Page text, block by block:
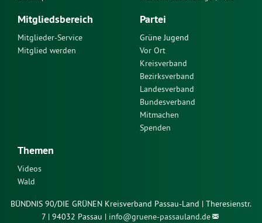
Mitgliedsbereich
Mitglieder-Service
Mitglied werden
Partei
Grüne Jugend
Vor Ort
Kreisverband
Bezirksverband
Landesverband
Bundesverband
Mitmachen
Spenden
Themen
Videos
Wald
BÜNDNIS 90/DIE GRÜNEN Kreisverband Passau-Land | Theresienstr.
7 | 94032 Passau | info@gruene-passauland.de